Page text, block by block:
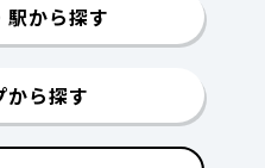
駅から探す
から探す